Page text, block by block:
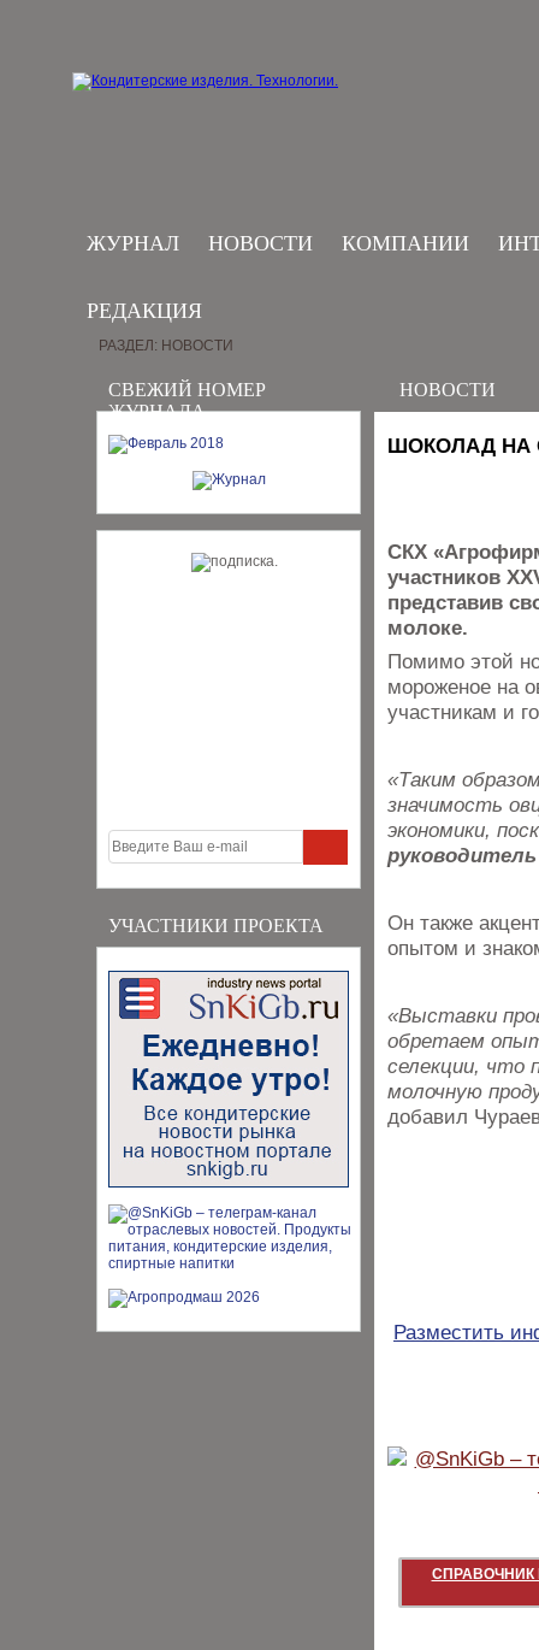
ЖУРНАЛ НОВОСТИ КОМПАНИИ
РЕДАКЦИЯ
СВЕЖИЙ НОМЕР
ЖУРНАЛА
УЧАСТНИКИ ПРОЕКТА
РАЗДЕЛ: НОВОСТИ
НОВОСТИ
ШОКОЛАД НА
СКХ
участников
представив
молоке.
Помимо этой
мороженое на
участникам и
«Таким
значимость
экономики,
Он также
опытом и
«Выставки
обретаем
селекции, что
молочную
добавил
Разместить
СПРАВОЧНИК